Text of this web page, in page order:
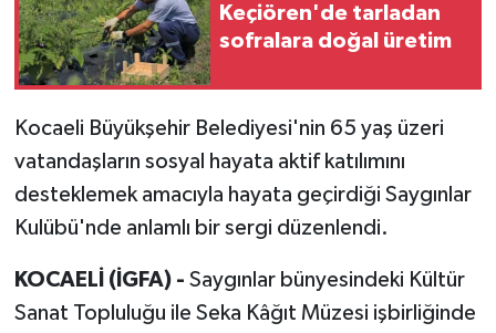
Keçiören'de tarladan
sofralara doğal üretim
Kocaeli Büyükşehir Belediyesi'nin 65 yaş üzeri
vatandaşların sosyal hayata aktif katılımını
desteklemek amacıyla hayata geçirdiği Saygınlar
Kulübü'nde anlamlı bir sergi düzenlendi.
KOCAELİ (İGFA) - Saygınlar bünyesindeki Kültür
Sanat Topluluğu ile Seka Kâğıt Müzesi işbirliğinde